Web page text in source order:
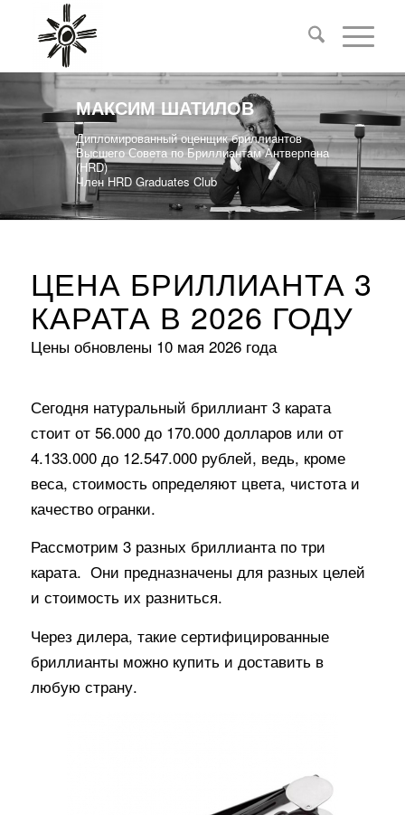
МАКСИМ ШАТИЛОВ
Дипломированный оценщик бриллиантов
Высшего Совета по Бриллиантам Антверпена
(HRD)
Член HRD Graduates Club
ЦЕНА БРИЛЛИАНТА 3
КАРАТА В 2026 ГОДУ
Цены обновлены 10 мая 2026 года
Сегодня натуральный бриллиант 3 карата
стоит от 56.000 до 170.000 долларов или от
4.133.000 до 12.547.000 рублей, ведь, кроме
веса, стоимость определяют цвета, чистота и
качество огранки.
Рассмотрим 3 разных бриллианта по три
карата. Они предназначены для разных целей
и стоимость их разниться.
Через дилера, такие сертифицированные
бриллианты можно купить и доставить в
любую страну.